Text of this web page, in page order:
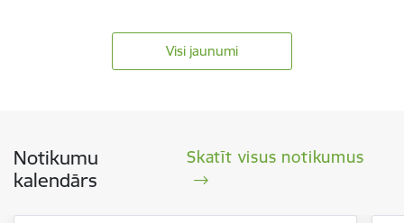
Visi jaunumi
Notikumu
kalendārs
Skatīt visus notikumus